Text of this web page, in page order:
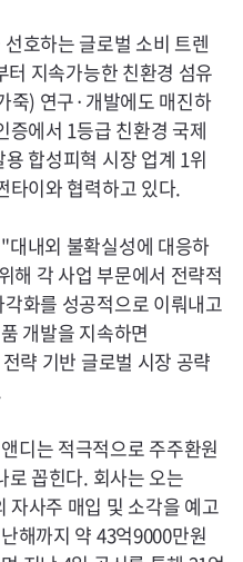
호하는 글로벌 소비 트렌
지속가능한 친환경 섬유
죽) 연구·개발에도 매진하
증에서 1등급 친환경 국제
합성피혁 시장 업계 1위
타이와 협력하고 있다.
대내외 불확실성에 대응하
해 각 사업 부문에서 전략적
화를 성공적으로 이뤄내고
개발을 지속하면
략 기반 글로벌 시장 공략
디는 적극적으로 주주환원
로 꼽힌다. 회사는 오는
자사주 매입 및 소각을 예고
해까지 약 43억9000만원